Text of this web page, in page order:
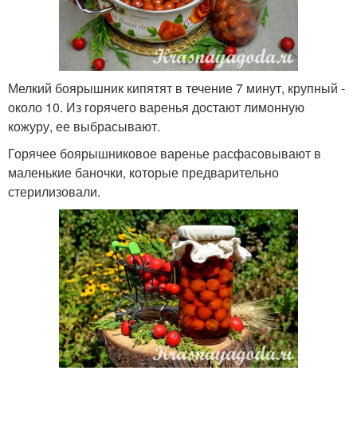
Мелкий боярышник кипятят в течение 7 минут, крупный -
около 10. Из горячего варенья достают лимонную
кожуру, ее выбрасывают.
Горячее боярышниковое варенье расфасовывают в
маленькие баночки, которые предварительно
стерилизовали.